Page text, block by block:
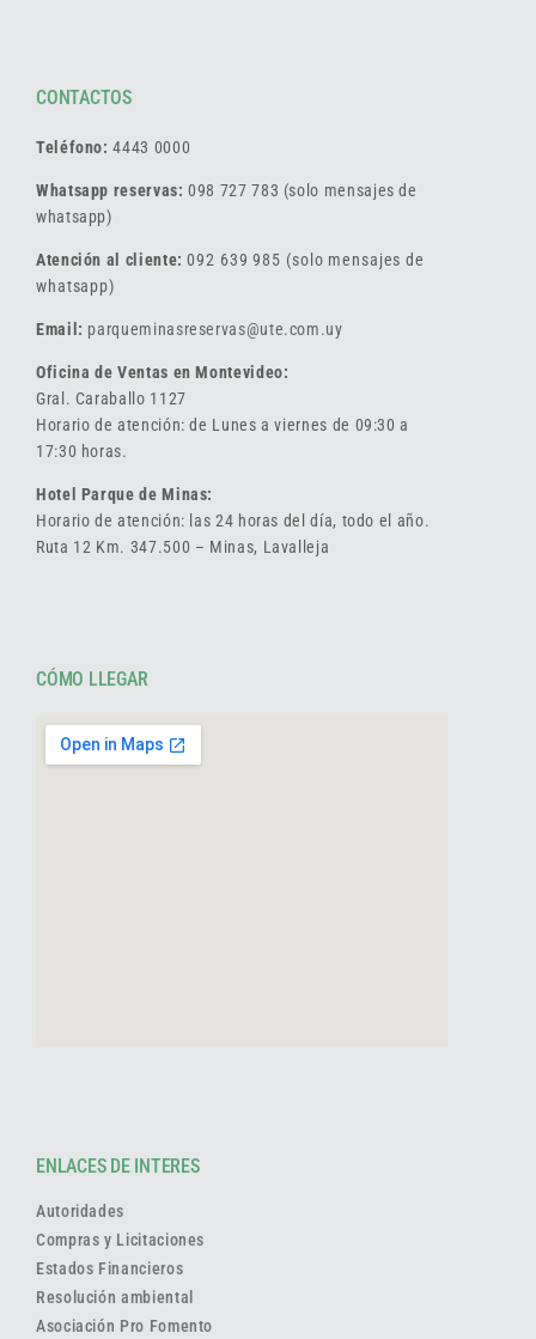
CONTACTOS
Teléfono: 4443 0000
Whatsapp reservas: 098 727 783 (solo mensajes de
whatsapp)
Atención al cliente:092 639 985 (solo mensajes de
whatsapp)
Email: parqueminasreservas@ute.com.uy
Oficina de Ventas en Montevideo:
Gral. Caraballo 1127
Horario de atención: de Lunes a viernes de 09:30 a
17:30 horas.
Hotel Parque de Minas:
Horario de atención: las 24 horas del día, todo el año.
Ruta 12 Km. 347.500 – Minas, Lavalleja
CÓMO LLEGAR
ENLACES DE INTERES
Autoridades
Compras y Licitaciones
Estados Financieros
Resolución ambiental
Asociación Pro Fomento